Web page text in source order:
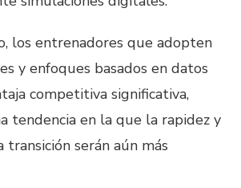
los entrenadores que adopten
y enfoques basados en datos
competitiva significativa,
tendencia en la que la rapidez y
transición serán aún más